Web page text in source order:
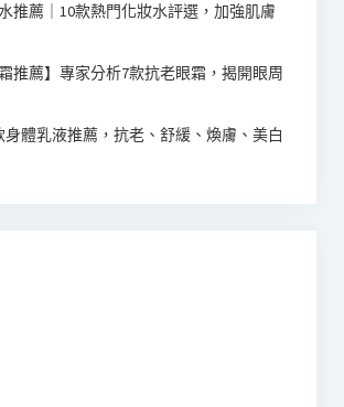
推薦｜10款熱門化妝水評選，加強肌膚
霜推薦】專家分析7款抗老眼霜，揭開眼周
身體乳液推薦，抗老、舒緩、煥膚、美白